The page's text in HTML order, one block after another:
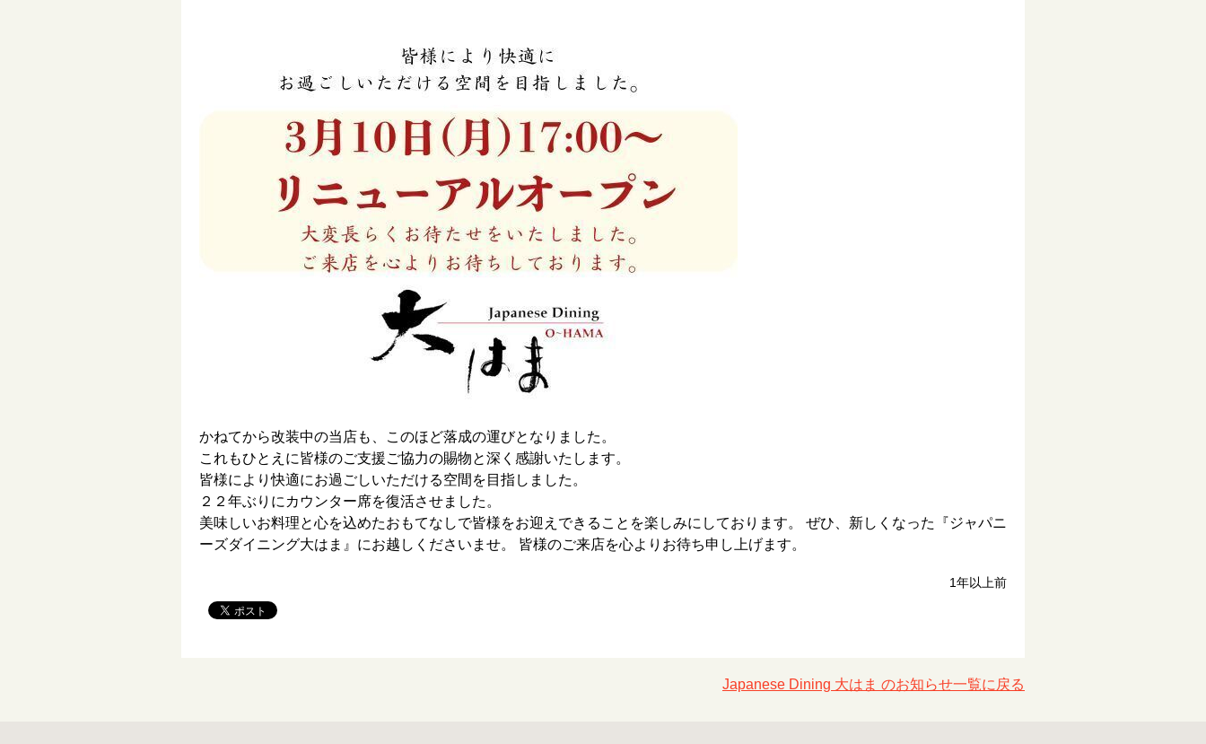
かねてから改装中の当店も、このほど落成の運びとなりました。
これもひとえに皆様のご支援ご協力の賜物と深く感謝いたします。
皆様により快適にお過ごしいただける空間を目指しました。
２２年ぶりにカウンター席を復活させました。
美味しいお料理と心を込めたおもてなしで皆様をお迎えできることを楽しみにしております。 ぜひ、新しくなった『ジャパニ
ーズダイニング大はま』にお越しくださいませ。 皆様のご来店を心よりお待ち申し上げます。
1年以上前
Japanese Dining 大はま のお知らせ一覧に戻る